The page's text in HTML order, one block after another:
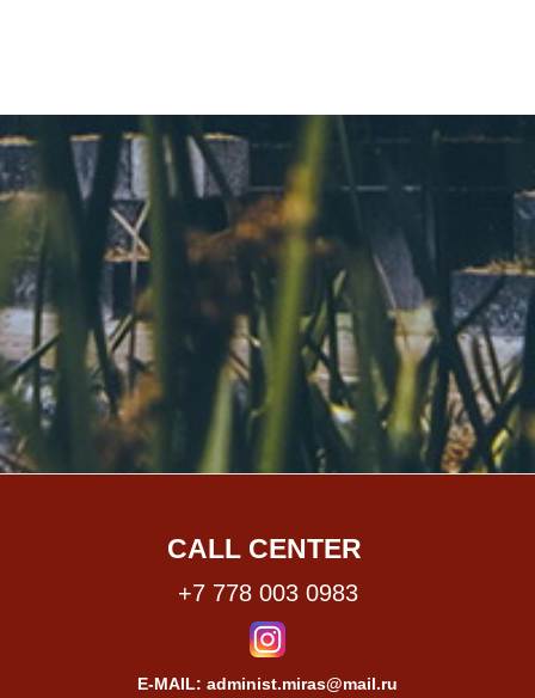
CALL CENTER
+7 778 003 0983
E-MAIL: administ.miras@mail.ru